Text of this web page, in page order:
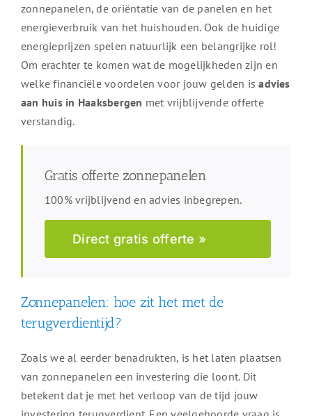
zonnepanelen, de oriëntatie van de panelen en het
energieverbruik van het huishouden. Ook de huidige
energieprijzen spelen natuurlijk een belangrijke rol!
Om erachter te komen wat de mogelijkheden zijn en
welke financiële voordelen voor jouw gelden isadvies
aan huis in Haaksbergen met vrijblijvende offerte
verstandig.
Gratis offerte zonnepanelen
100% vrijblijvend en advies inbegrepen.
Direct gratis offerte »
Zonnepanelen: hoe zit het met de
terugverdientijd?
Zoals we al eerder benadrukten, is het laten plaatsen
van zonnepanelen een investering die loont. Dit
betekent dat je met het verloop van de tijd jouw